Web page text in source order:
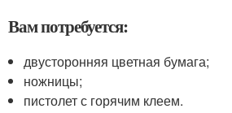
Вам потребуется:
двусторонняя цветная бумага;
ножницы;
пистолет с горячим клеем.